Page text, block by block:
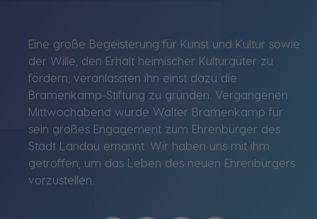
Eine große Begeisterung für Kunst und Kultur sowie
der Wille, den Erhalt heimischer Kulturgüter zu
fördern, veranlassten ihn einst dazu die
Bramenkamp-Stiftung zu gründen. Vergangenen
Mittwochabend wurde Walter Bramenkamp für
sein großes Engagement zum Ehrenbürger des
Stadt Landau ernannt. Wir haben uns mit ihm
getroffen, um das Leben des neuen Ehrenbürgers
vorzustellen.